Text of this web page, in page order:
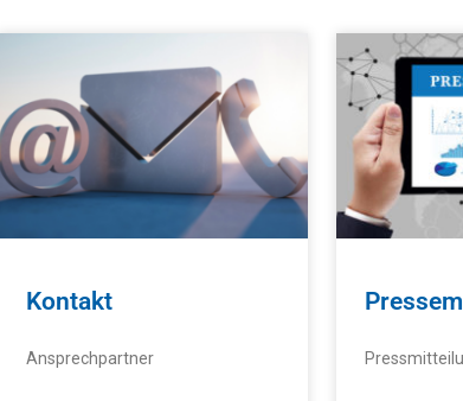
Kontakt
Ansprechpartner